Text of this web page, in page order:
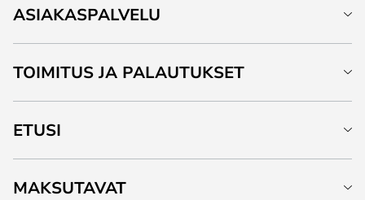
ASIAKASPALVELU
TOIMITUS JA PALAUTUKSET
ETUSI
MAKSUTAVAT